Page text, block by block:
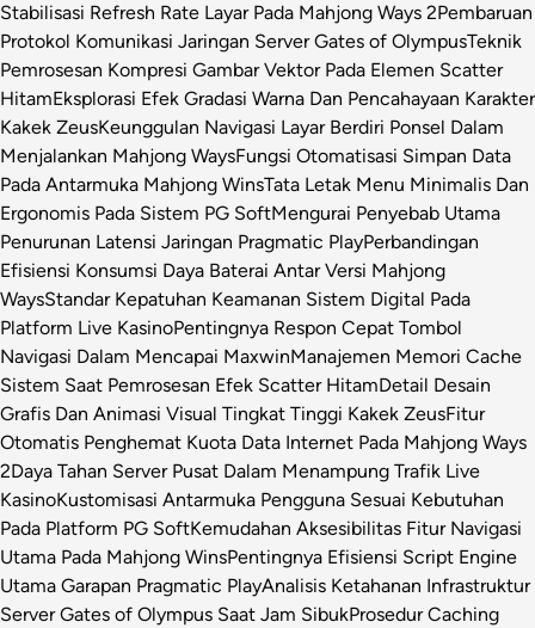
Stabilisasi Refresh Rate Layar Pada Mahjong Ways 2Pembaruan
Protokol Komunikasi Jaringan Server Gates of OlympusTeknik
Pemrosesan Kompresi Gambar Vektor Pada Elemen Scatter
HitamEksplorasi Efek Gradasi Warna Dan Pencahayaan Karakter
Kakek ZeusKeunggulan Navigasi Layar Berdiri Ponsel Dalam
Menjalankan Mahjong WaysFungsi Otomatisasi Simpan Data
Pada Antarmuka Mahjong WinsTata Letak Menu Minimalis Dan
Ergonomis Pada Sistem PG SoftMengurai Penyebab Utama
Penurunan Latensi Jaringan Pragmatic PlayPerbandingan
Efisiensi Konsumsi Daya Baterai Antar Versi Mahjong
WaysStandar Kepatuhan Keamanan Sistem Digital Pada
Platform Live KasinoPentingnya Respon Cepat Tombol
Navigasi Dalam Mencapai MaxwinManajemen Memori Cache
Sistem Saat Pemrosesan Efek Scatter HitamDetail Desain
Grafis Dan Animasi Visual Tingkat Tinggi Kakek ZeusFitur
Otomatis Penghemat Kuota Data Internet Pada Mahjong Ways
2Daya Tahan Server Pusat Dalam Menampung Trafik Live
KasinoKustomisasi Antarmuka Pengguna Sesuai Kebutuhan
Pada Platform PG SoftKemudahan Aksesibilitas Fitur Navigasi
Utama Pada Mahjong WinsPentingnya Efisiensi Script Engine
Utama Garapan Pragmatic PlayAnalisis Ketahanan Infrastruktur
Server Gates of Olympus Saat Jam SibukProsedur Caching